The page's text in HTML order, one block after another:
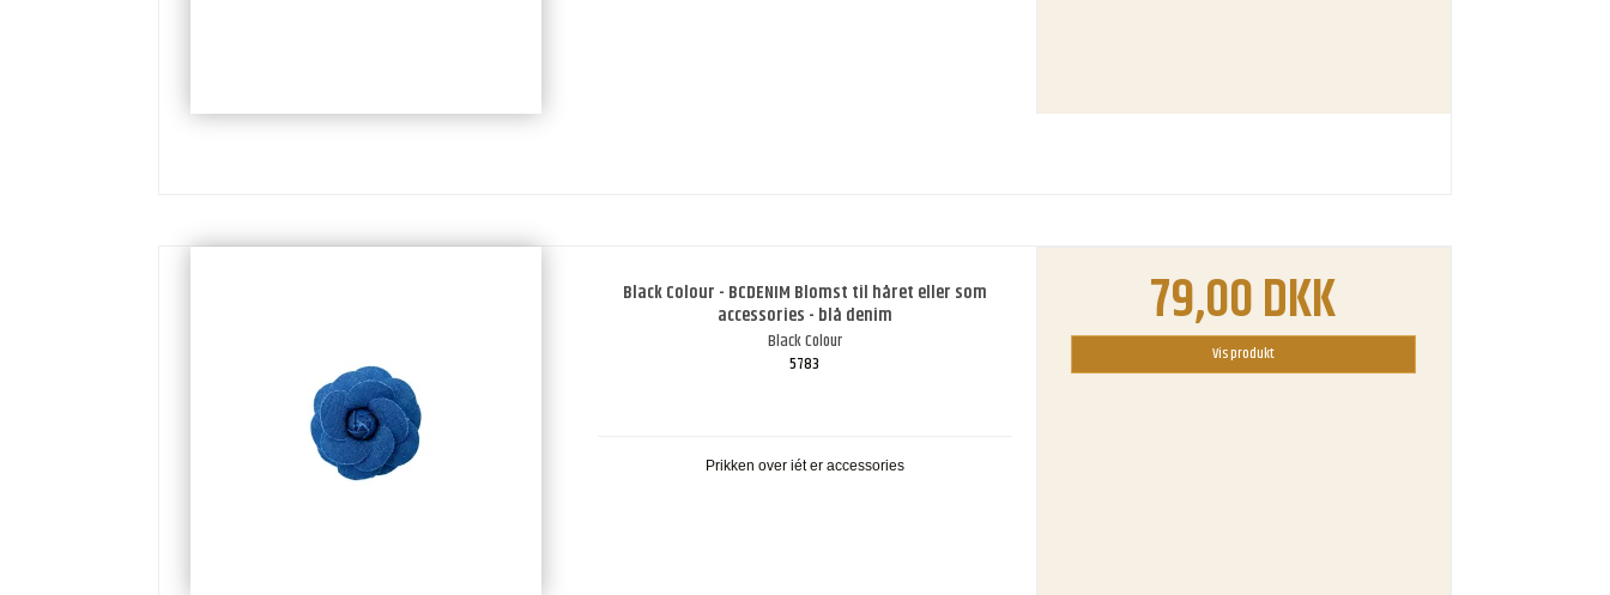
Black Colour - BCDENIM Blomst til håret eller som
accessories - blå denim
Black Colour
5783
Prikken over iét er accessories
79,00 DKK
Vis produkt